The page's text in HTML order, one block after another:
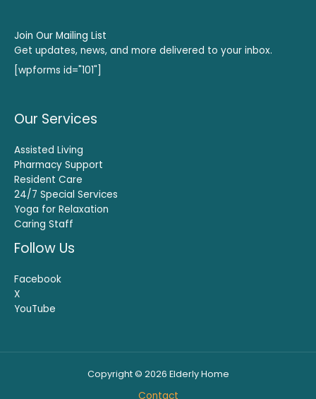
Join Our Mailing List
Get updates, news, and more delivered to your inbox.
[wpforms id="101"]
Our Services
Assisted Living
Pharmacy Support
Resident Care
24/7 Special Services
Yoga for Relaxation
Caring Staff
Follow Us
Facebook
X
YouTube
Copyright © 2026 Elderly Home
Contact